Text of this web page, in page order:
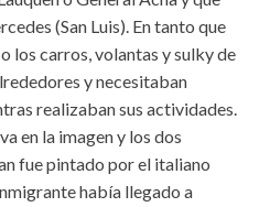
(San Luis). En tanto que
los carros, volantas y sulky de
y necesitaban
realizaban sus actividades.
en la imagen y los dos
fue pintado por el italiano
había llegado a